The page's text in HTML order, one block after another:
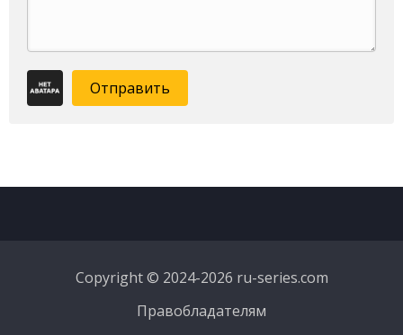
Отправить
Copyright © 2024-2026 ru-series.com
Правобладателям